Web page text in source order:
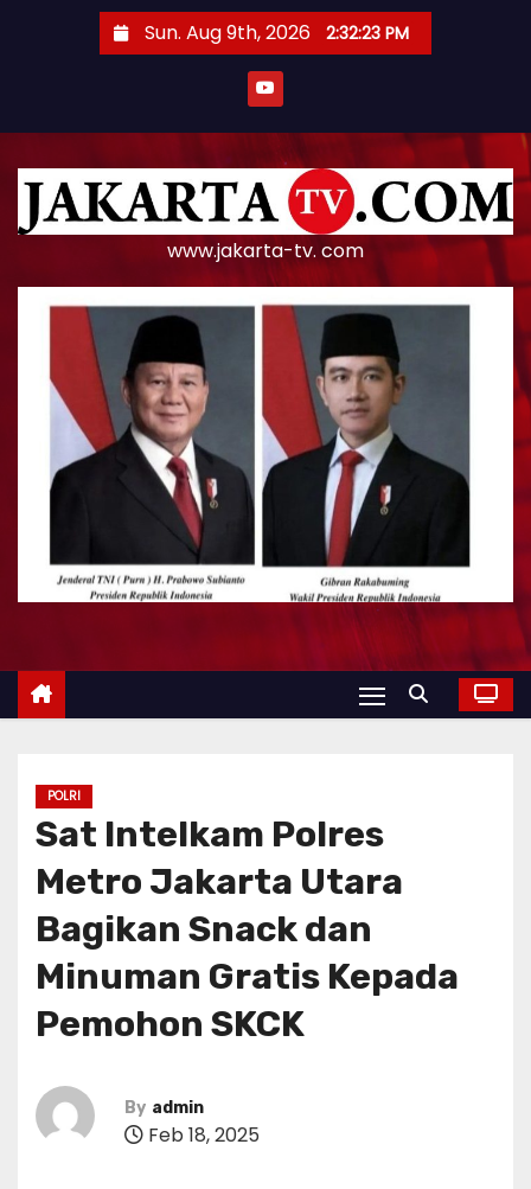
Sun. Aug 9th, 2026 2:32:23 PM
www.jakarta-tv. com
POLRI
Sat Intelkam Polres
Metro Jakarta Utara
Bagikan Snack dan
Minuman Gratis Kepada
Pemohon SKCK
By admin
Feb 18, 2025